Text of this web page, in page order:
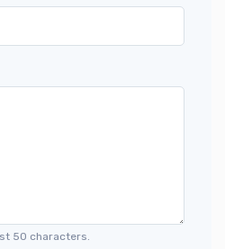
50 characters.